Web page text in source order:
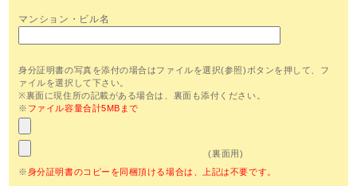
マンション・ビル名
身分証明書の写真を添付の場合はファイルを選択(参照)ボタンを押して、フ
ァイルを選択して下さい。
※裏面に現住所の記載がある場合は、裏面も添付ください。
※ ファイル容量合計5MBまで
(裏面用)
※身分証明書のコピーを同梱頂ける場合は、上記は不要です。